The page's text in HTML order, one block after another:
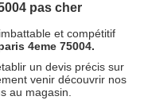
pas cher
et compétitif
4eme 75004.
un devis précis sur
venir découvrir nos
au magasin.